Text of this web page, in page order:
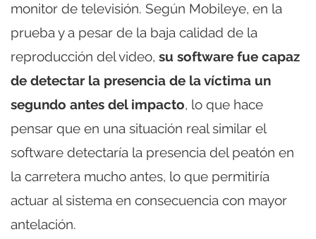
monitor de televisión. Según Mobileye, en la
prueba y a pesar de la baja calidad de la
reproducción del video, su software fue capaz
de detectar la presencia de la víctima un
segundo antes del impacto, lo que hace
pensar que en una situación real similar el
software detectaría la presencia del peatón en
la carretera mucho antes, lo que permitiría
actuar al sistema en consecuencia con mayor
antelación.